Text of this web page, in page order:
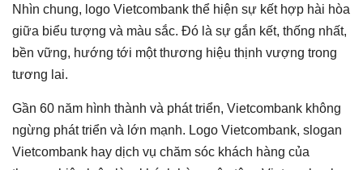
Nhìn chung, logo Vietcombank thể hiện sự kết hợp hài hòa
giữa biểu tượng và màu sắc. Đó là sự gắn kết, thống nhất,
bền vững, hướng tới một thương hiệu thịnh vượng trong
tương lai.
Gần 60 năm hình thành và phát triển, Vietcombank không
ngừng phát triển và lớn mạnh. Logo Vietcombank, slogan
Vietcombank hay dịch vụ chăm sóc khách hàng của